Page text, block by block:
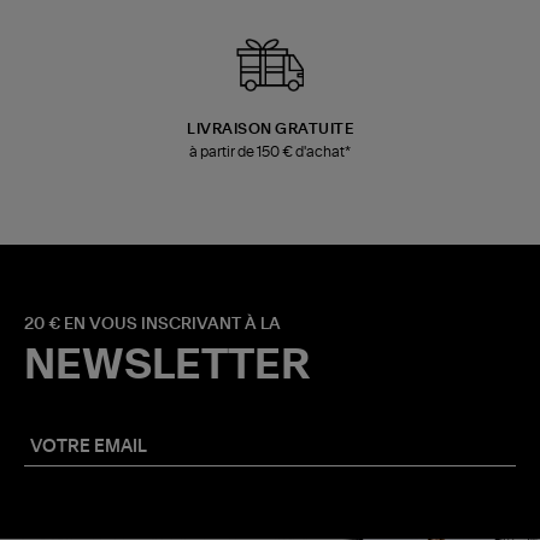
LIVRAISON GRATUITE
à partir de 150 € d'achat*
20 € EN VOUS INSCRIVANT À LA
NEWSLETTER